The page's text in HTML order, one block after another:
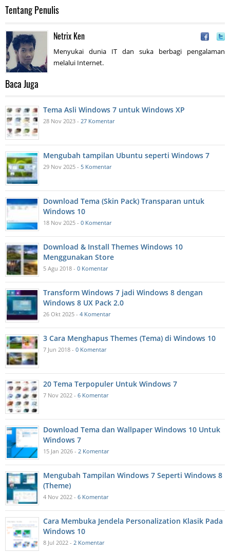
Tentang Penulis
Netrix Ken
Menyukai dunia IT dan suka berbagi pengalaman
melalui Internet.
Baca Juga
Tema Asli Windows 7 untuk Windows XP
28 Nov 2023 - 27 Komentar
Mengubah tampilan Ubuntu seperti Windows 7
29 Nov 2025 - 5 Komentar
Download Tema (Skin Pack) Transparan untuk
Windows 10
18 Nov 2025 - 0 Komentar
Download & Install Themes Windows 10
Menggunakan Store
5 Agu 2018 - 0 Komentar
Transform Windows 7 jadi Windows 8 dengan
Windows 8 UX Pack 2.0
26 Okt 2025 - 4 Komentar
3 Cara Menghapus Themes (Tema) di Windows 10
7 Jun 2018 - 0 Komentar
20 Tema Terpopuler Untuk Windows 7
7 Nov 2022 - 6 Komentar
Download Tema dan Wallpaper Windows 10 Untuk
Windows 7
15 Jan 2026 - 2 Komentar
Mengubah Tampilan Windows 7 Seperti Windows 8
(Theme)
4 Nov 2022 - 6 Komentar
Cara Membuka Jendela Personalization Klasik Pada
Windows 10
8 Jul 2022 - 2 Komentar